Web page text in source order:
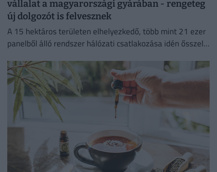
vállalat a magyarországi gyárában - rengeteg
új dolgozót is felvesznek
A 15 hektáros területen elhelyezkedő, több mint 21 ezer
panelből álló rendszer hálózati csatlakozása idén ősszel